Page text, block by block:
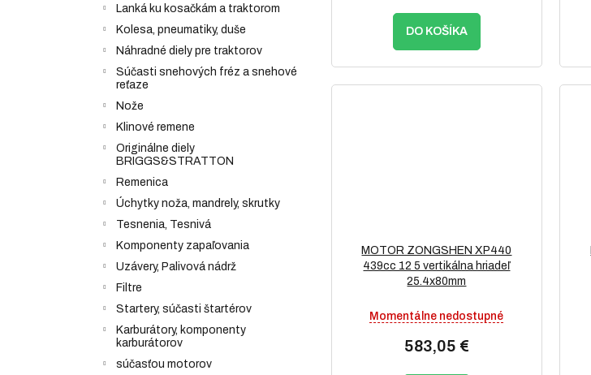
Lanká ku kosačkám a traktorom
Kolesa, pneumatiky, duše
Náhradné diely pre traktorov
Súčasti snehových fréz a snehové
reťaze
Nože
Klinové remene
Originálne diely
BRIGGS&STRATTON
Remenica
Úchytky noža, mandrely, skrutky
Tesnenia, Tesnivá
Komponenty zapaľovania
Uzávery, Palivová nádrž
Filtre
Startery, súčasti štartérov
Karburátory, komponenty
karburátorov
súčasťou motorov
DO KOŠÍKA
MOTOR ZONGSHEN XP440
439cc 12 5 vertikálna hriadeľ
25.4x80mm
Momentálne nedostupné
583,05 €